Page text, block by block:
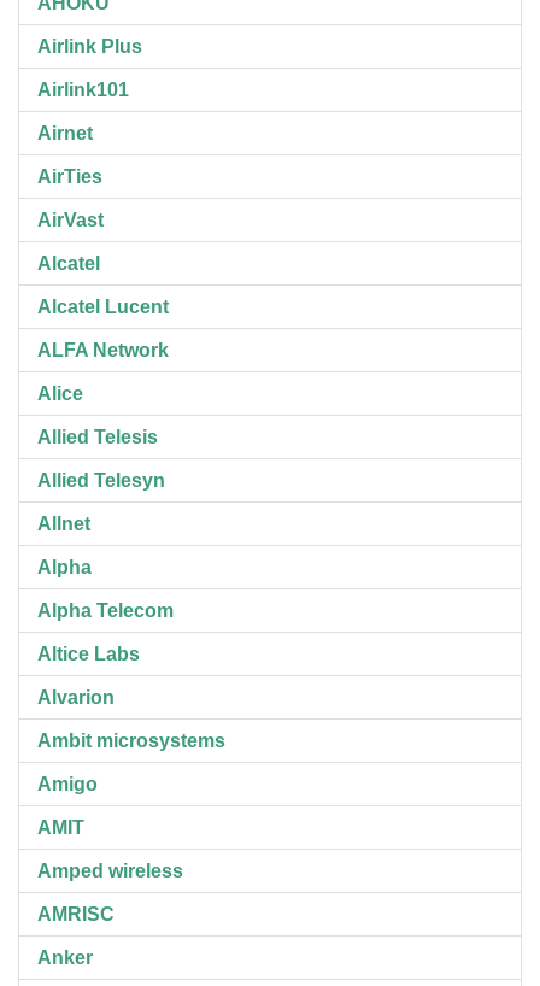
Airlink Plus
Airlink101
Airnet
AirTies
AirVast
Alcatel
Alcatel Lucent
ALFA Network
Alice
Allied Telesis
Allied Telesyn
Allnet
Alpha
Alpha Telecom
Altice Labs
Alvarion
Ambit microsystems
Amigo
AMIT
Amped wireless
AMRISC
Anker